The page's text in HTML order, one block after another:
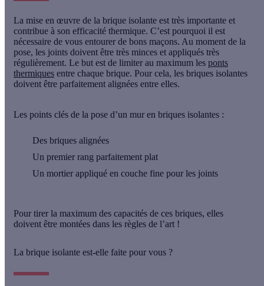
La mise en œuvre de la brique isolante est très importante et
contribue à son efficacité thermique. C’est pourquoi il est
nécessaire de vous entourer de bons maçons. Au moment de la
pose, les joints doivent être très minces et appliqués très
régulièrement. Le but est de limiter au maximum les ponts
thermiques entre chaque brique. Pour cela, les briques isolantes
doivent être parfaitement alignées entre elles.
Les points clés de la pose d’un mur en briques isolantes :
Des briques alignées
Un premier rang parfaitement plat
Un mortier appliqué en couche fine pour les joints
Pour tirer la maximum des capacités de ces briques, elles
doivent être montées dans les règles de l’art !
La brique isolante est-elle faite pour vous ?